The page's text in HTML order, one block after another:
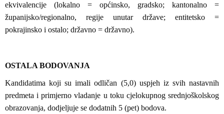
ekvivalencije (lokalno = općinsko, gradsko; kantonalno =
županijsko/regionalno, regije unutar države; entitetsko =
pokrajinsko i ostalo; državno = državno).
OSTALA BODOVANJA
Kandidatima koji su imali odličan (5,0) uspjeh iz svih nastavnih
predmeta i primjerno vladanje u toku cjelokupnog srednjoškolskog
obrazovanja, dodjeljuje se dodatnih 5 (pet) bodova.